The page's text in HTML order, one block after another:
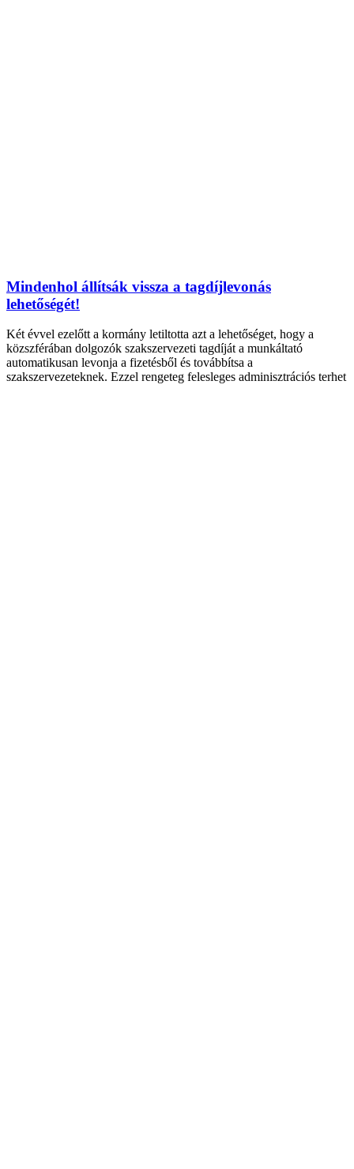
Mindenhol állítsák vissza a tagdíjlevonás
lehetőségét!
Két évvel ezelőtt a kormány letiltotta azt a lehetőséget, hogy a
közszférában dolgozók szakszervezeti tagdíját a munkáltató
automatikusan levonja a fizetésből és továbbítsa a
szakszervezeteknek. Ezzel rengeteg felesleges adminisztrációs terhet